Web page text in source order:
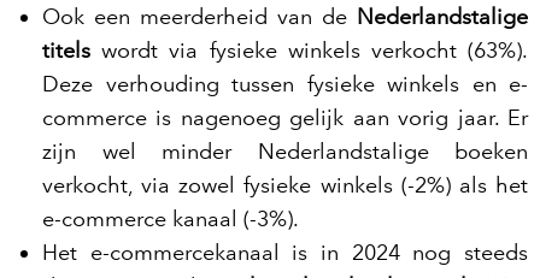
Ook een meerderheid van de Nederlandstalige
titels wordt via fysieke winkels verkocht (63%).
Deze verhouding tussen fysieke winkels en e-
commerce is nagenoeg gelijk aan vorig jaar. Er
zijn wel minder Nederlandstalige boeken
verkocht, via zowel fysieke winkels (-2%) als het
e-commerce kanaal (-3%).
Het e-commercekanaal is in 2024 nog steeds